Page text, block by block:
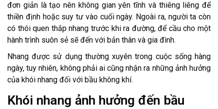
đơn giản là tạo nên không gian yên tĩnh và thiêng liêng để
thiền định hoặc suy tư vào cuối ngày. Ngoài ra, người ta còn
có thói quen thắp nhang trước khi ra đường, để cầu cho một
hành trình suôn sẻ sẽ đến với bản thân và gia đình.
Nhang được sử dụng thường xuyên trong cuộc sống hàng
ngày, tuy nhiên, không phải ai cũng nhận ra những ảnh hưởng
của khói nhang đối với bầu không khí.
Khói nhang ảnh hưởng đến bầu